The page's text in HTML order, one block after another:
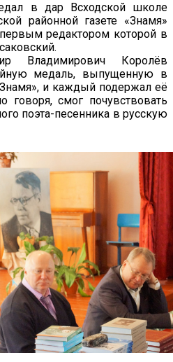
в дар Всходской школе
районной газете «Знамя»
редактором которой в
Владимирович Королёв
медаль, выпущенную в
и каждый подержал её
говоря, смог почувствовать
поэта-песенника в русскую